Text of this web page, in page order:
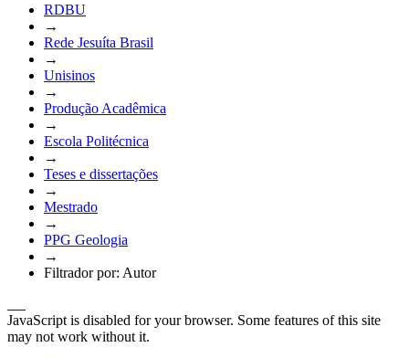
RDBU
→
Rede Jesuíta Brasil
→
Unisinos
→
Produção Acadêmica
→
Escola Politécnica
→
Teses e dissertações
→
Mestrado
→
PPG Geologia
→
Filtrador por: Autor
JavaScript is disabled for your browser. Some features of this site
may not work without it.